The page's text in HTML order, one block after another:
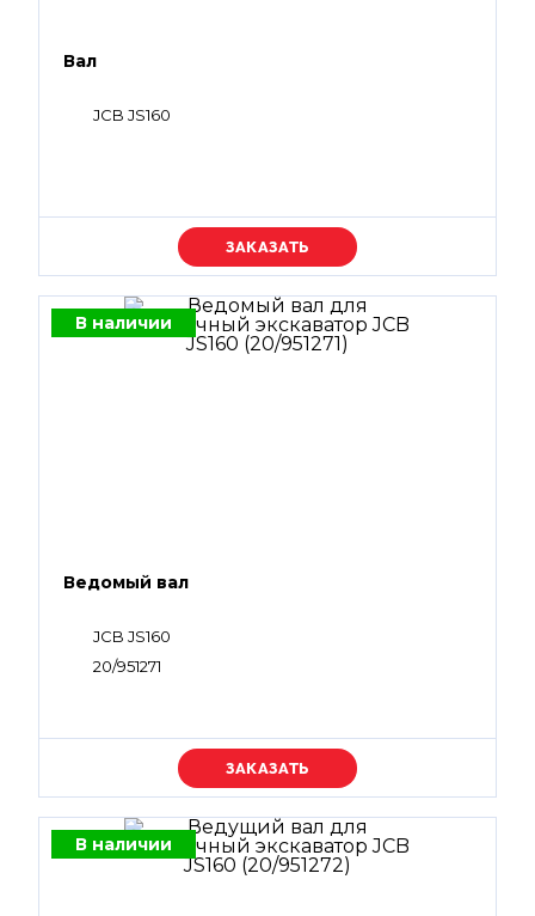
Вал
JCB JS160
Уточняйте цену
В наличии
Ведомый вал
JCB JS160
20/951271
Уточняйте цену
В наличии